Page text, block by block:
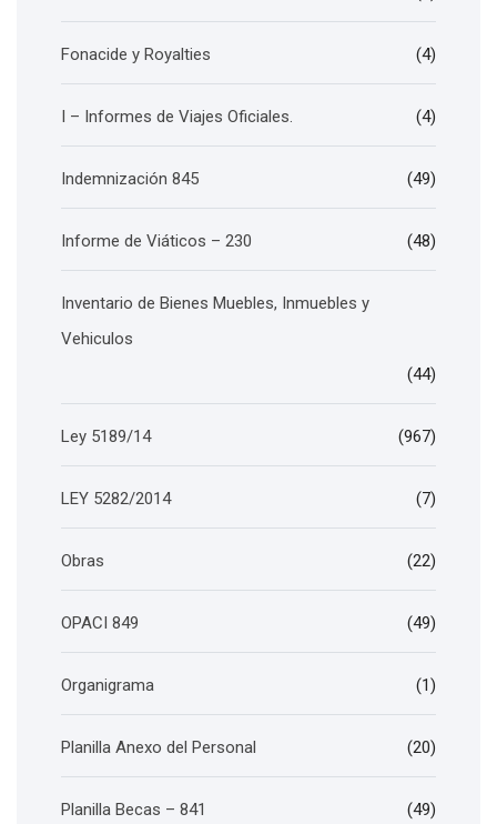
Fonacide y Royalties (4)
I – Informes de Viajes Oficiales. (4)
Indemnización 845 (49)
Informe de Viáticos – 230 (48)
Inventario de Bienes Muebles, Inmuebles y
Vehiculos
(44)
Ley 5189/14 (967)
LEY 5282/2014 (7)
Obras (22)
OPACI 849 (49)
Organigrama (1)
Planilla Anexo del Personal (20)
Planilla Becas – 841 (49)